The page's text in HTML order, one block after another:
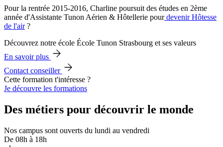
Pour la rentrée 2015-2016, Charline poursuit des études en 2ème
année d'Assistante Tunon Aérien & Hôtellerie pourdevenir Hôtesse
de l'air?
Découvrez notre école École Tunon Strasbourg et ses valeurs
En savoir plus
Contact conseiller
Cette formation t'intéresse ?
Je découvre les formations
Des métiers pour découvrir le monde
Nos campus sont ouverts du lundi au vendredi
De 08h à 18h